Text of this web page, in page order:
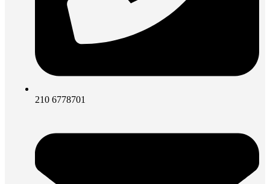
210 6778701